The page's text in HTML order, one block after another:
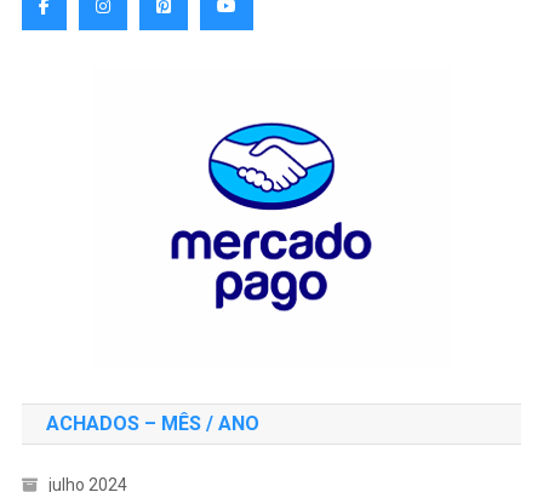
ACHADOS – MÊS / ANO
julho 2024